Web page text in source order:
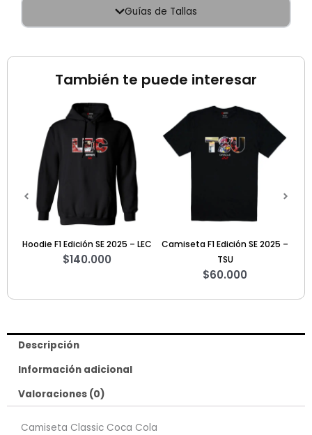
Guías de Tallas
También te puede interesar
Camiseta F1 Edición SE 2025 –
TSU
Camiseta Demon Slayer
Tanjiro 2
$70.000
Descripción
Información adicional
Valoraciones (0)
Camiseta Classic Coca Cola